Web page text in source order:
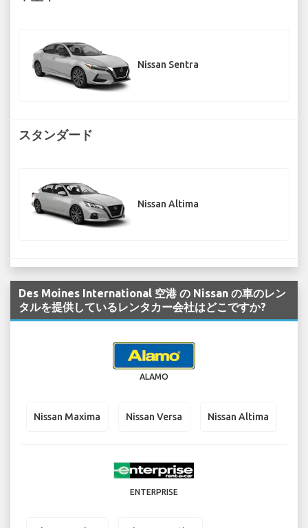
Nissan Sentra
スタンダード
Nissan Altima
Des Moines International 空港 の Nissan の車のレン
タルを提供しているレンタカー会社はどこですか?
ALAMO
Nissan Maxima Nissan Versa Nissan Altima
ENTERPRISE